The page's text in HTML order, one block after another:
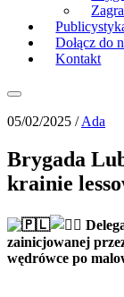
Dołącz do
Kontakt
05/02/2025 /Ada
Brygada
krainie
zainicjowanej
wędrówce po